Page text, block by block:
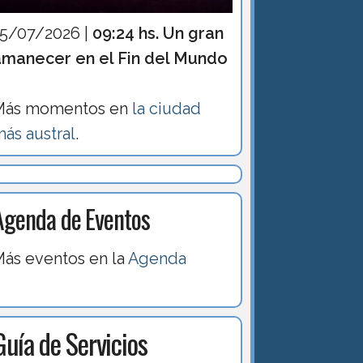
07/2026 | 09:24 hs. Un gran
en el Fin del Mundo
momentos en la ciudad
austral.
de Eventos
eventos en laAgenda
de Servicios